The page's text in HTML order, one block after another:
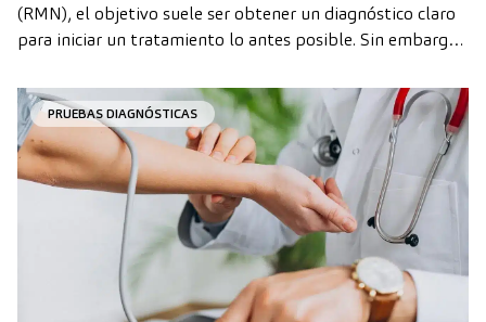
como paciente privado
(RMN), el objetivo suele ser obtener un diagnóstico claro
para iniciar un tratamiento lo antes posible. Sin embargo,
pueden demorarse más de lo deseado.
PRUEBAS DIAGNÓSTICAS